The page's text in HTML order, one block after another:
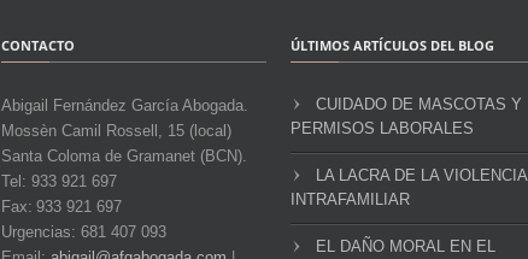
CONTACTO
Abigail Fernández García Abogada.
Mossèn Camil Rossell, 15 (local)
Santa Coloma de Gramanet (BCN).
Tel: 933 921 697
Fax: 933 921 697
Urgencias: 681 407 093
ÚLTIMOS ARTÍCULOS DEL BLOG
CUIDADO DE MASCOTAS Y
PERMISOS LABORALES
LA LACRA DE LA VIOLENCIA
INTRAFAMILIAR
EL DAÑO MORAL EN EL